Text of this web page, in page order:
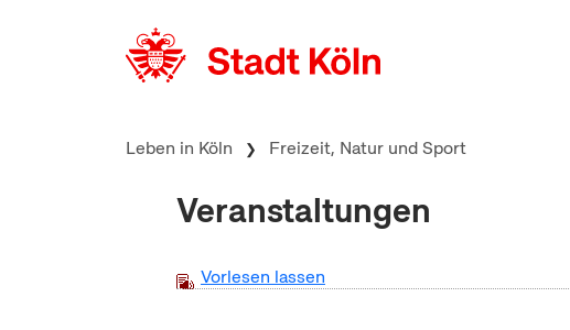
Leben in Köln Freizeit, Natur und Sport
Veranstaltungen
Vorlesen lassen